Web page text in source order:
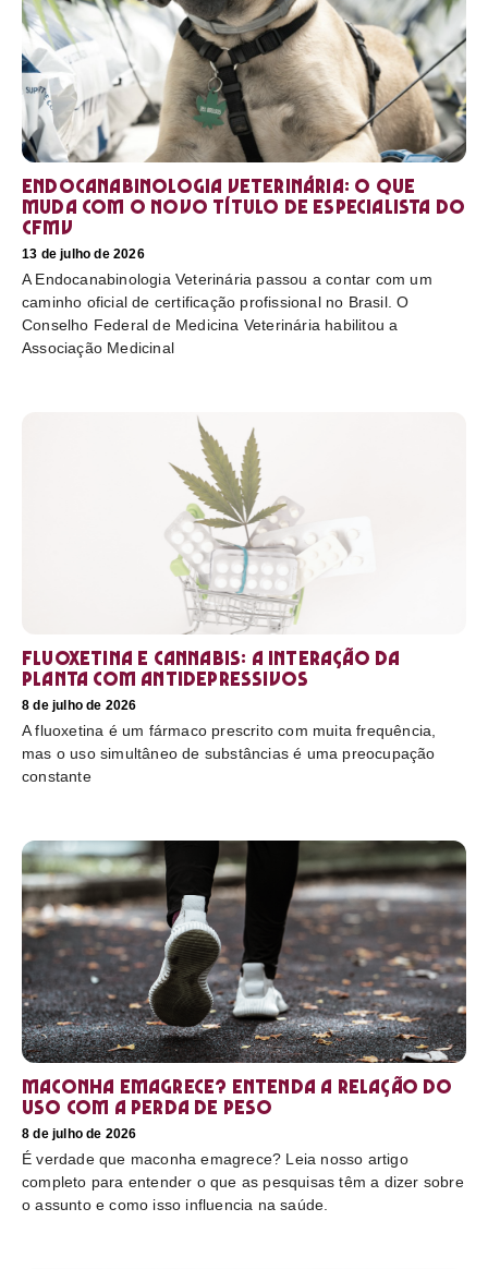
Endocanabinologia Veterinária: o que
muda com o novo título de especialista do
CFMV
13 de julho de 2026
A Endocanabinologia Veterinária passou a contar com um
caminho oficial de certificação profissional no Brasil. O
Conselho Federal de Medicina Veterinária habilitou a
Associação Medicinal
Fluoxetina e Cannabis: a interação da
planta com antidepressivos
8 de julho de 2026
A fluoxetina é um fármaco prescrito com muita frequência,
mas o uso simultâneo de substâncias é uma preocupação
constante
Maconha emagrece? Entenda a relação do
uso com a perda de peso
8 de julho de 2026
É verdade que maconha emagrece? Leia nosso artigo
completo para entender o que as pesquisas têm a dizer sobre
o assunto e como isso influencia na saúde.